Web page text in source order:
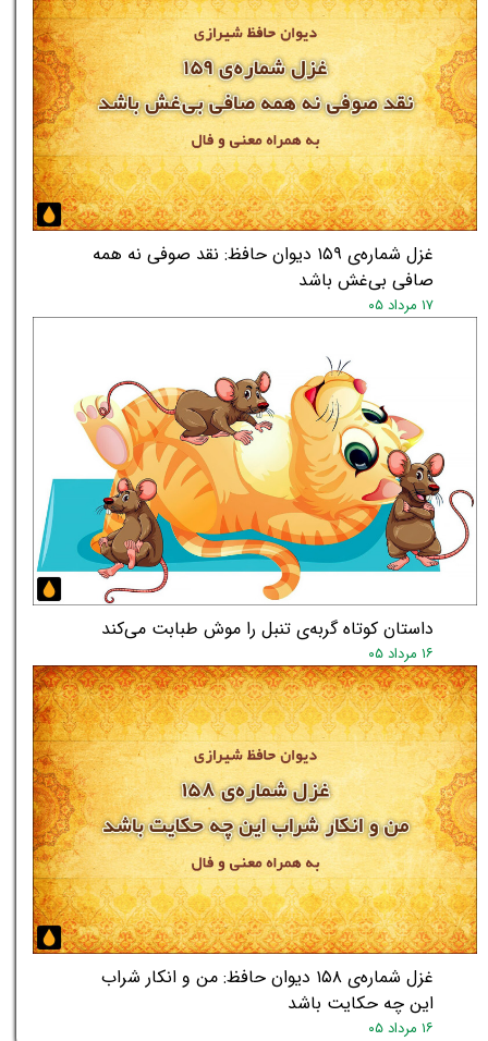
★★
غزل شماره‌ی ۱۵۹ دیوان حافظ: نقد صوفی نه همه
صافی بی‌غش باشد
۱۷ مرداد ۰۵
داستان کوتاه گربه‌ی تنبل را موش طبابت می‌کند
۱۶ مرداد ۰۵
غزل شماره‌ی ۱۵۸ دیوان حافظ: من و انکار شراب
این چه حکایت باشد
۱۶ مرداد ۰۵